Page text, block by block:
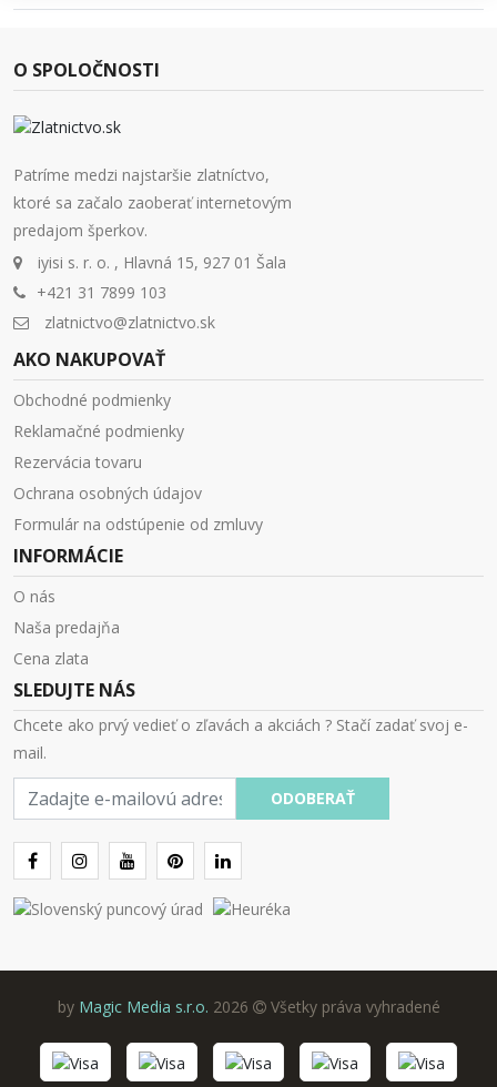
O SPOLOČNOSTI
Patríme medzi najstaršie zlatníctvo,
ktoré sa začalo zaoberať internetovým
predajom šperkov.
iyisi s. r. o. , Hlavná 15, 927 01 Šala
+421 31 7899 103
zlatnictvo@zlatnictvo.sk
AKO NAKUPOVAŤ
Obchodné podmienky
Reklamačné podmienky
Rezervácia tovaru
Ochrana osobných údajov
Formulár na odstúpenie od zmluvy
INFORMÁCIE
O nás
Naša predajňa
Cena zlata
SLEDUJTE NÁS
Chcete ako prvý vedieť o zľavách a akciách ? Stačí zadať svoj e-
mail.
mail
ODOBERAŤ
by Magic Media s.r.o. 2026 Všetky práva vyhradené